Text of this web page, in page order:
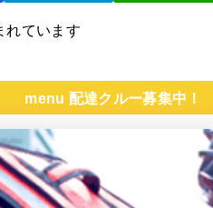
れています
menu 配達クルー募集中！